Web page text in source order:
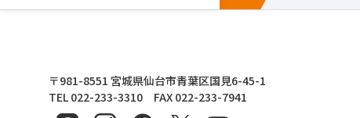
東北文化学園大学
〒981-8551 宮城県仙台市青葉区国見6-45-1
TEL 022-233-3310 FAX 022-233-7941